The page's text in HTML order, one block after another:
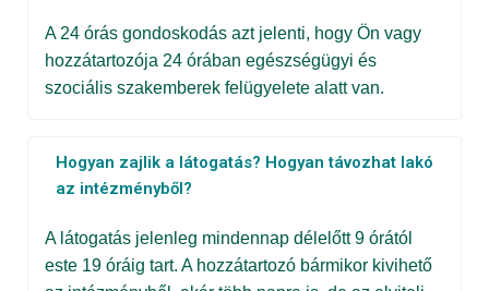
A 24 órás gondoskodás azt jelenti, hogy Ön vagy
hozzátartozója 24 órában egészségügyi és
szociális szakemberek felügyelete alatt van.
Hogyan zajlik a látogatás? Hogyan távozhat lakó
az intézményből?
A látogatás jelenleg mindennap délelőtt 9 órától
este 19 óráig tart. A hozzátartozó bármikor kivihető